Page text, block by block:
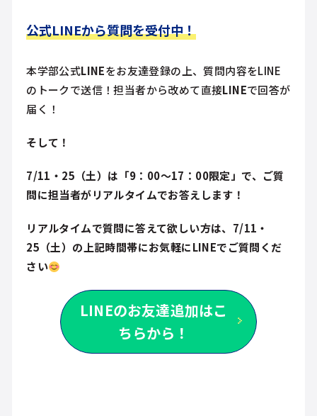
公式LINEから質問を受付中！
本学部公式LINEをお友達登録の上、質問内容をLINE
のトークで送信！担当者から改めて直接LINEで回答が
届く！
そして！
7/11・25（土） は「9：00～17：00限定」で、ご質
問に担当者がリアルタイムでお答えします！
リアルタイムで質問に答えて欲しい方は、7/11・
25（土）の上記時間帯にお気軽にLINEでご質問くだ
さい
LINEのお友達追加はこ
ちらから！